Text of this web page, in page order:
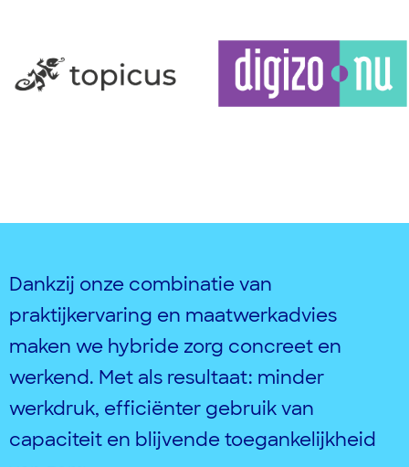
Dankzij onze combinatie van
praktijkervaring en maatwerkadvies
maken we hybride zorg concreet en
werkend. Met als resultaat: minder
werkdruk, efficiënter gebruik van
capaciteit en blijvende toegankelijkheid